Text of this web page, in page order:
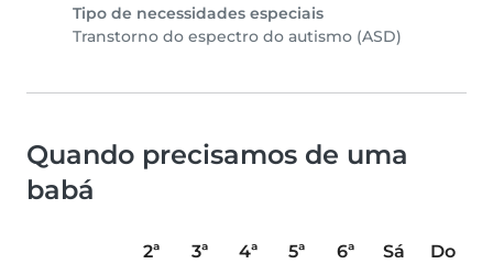
Tipo de necessidades especiais
Transtorno do espectro do autismo (ASD)
Quando precisamos de uma
babá
2ª 3ª 4ª 5ª 6ª Sá
Do